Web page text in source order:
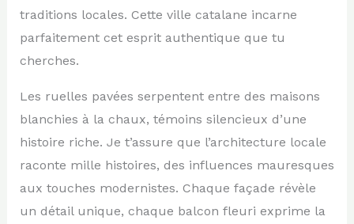
traditions locales. Cette ville catalane incarne
parfaitement cet esprit authentique que tu
cherches.
Les ruelles pavées serpentent entre des maisons
blanchies à la chaux, témoins silencieux d’une
histoire riche. Je t’assure que l’architecture locale
raconte mille histoires, des influences mauresques
aux touches modernistes. Chaque façade révèle
un détail unique, chaque balcon fleuri exprime la